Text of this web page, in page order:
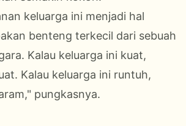
keluarga ini menjadi hal
benteng terkecil dari sebuah
Kalau keluarga ini kuat,
Kalau keluarga ini runtuh,
pungkasnya.